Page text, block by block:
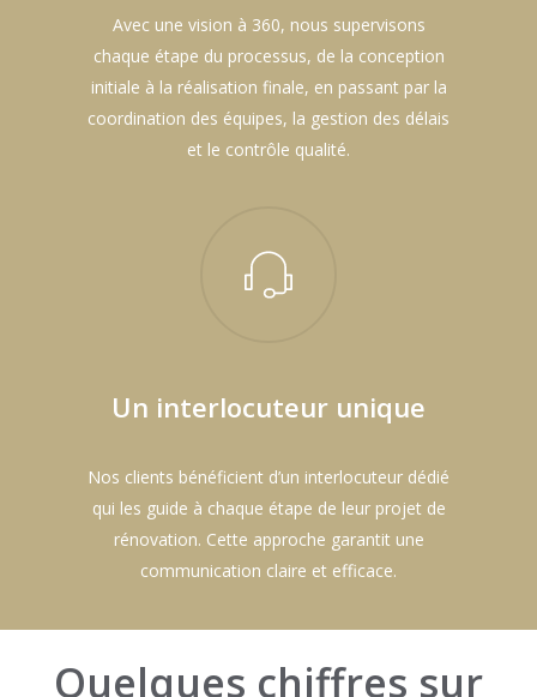
Avec une vision à 360, nous supervisons
chaque étape du processus, de la conception
initiale à la réalisation finale, en passant par la
coordination des équipes, la gestion des délais
et le contrôle qualité.
Un interlocuteur unique
Nos clients bénéficient d’un interlocuteur dédié
qui les guide à chaque étape de leur projet de
rénovation. Cette approche garantit une
communication claire et efficace.
Quelques chiffres sur